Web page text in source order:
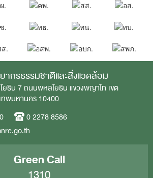
ากรธรรมชาติและสิ่งแวดล้อม
ธิน 7 ถนนพหลโยธิน แขวงพญาไท เขต
พมหานคร 10400
0 2278 8586
Green Call